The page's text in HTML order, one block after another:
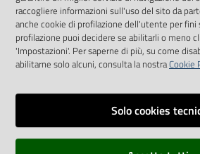
TwitterFacebookYoutube
Vai alla pagina
Dichiarazione di accessibilità
raccogliere informazioni sull'uso del sito da
anche cookie di profilazione dell'utente per
profilazione puoi decidere se abilitarli o meno
'Impostazioni'. Per saperne di più, su come
abilitarne solo alcuni, consulta la nostraCookie
Solo cookies